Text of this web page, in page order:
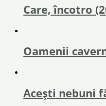
Care, încotro
Oamenii
Acești nebuni